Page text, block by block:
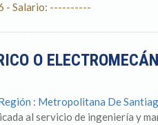
- Salario: ----------
O
: Metropolitana De
al servicio de ingeniería y